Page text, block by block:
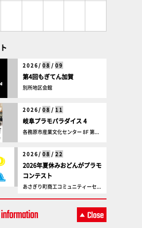
2026/ 08 / 09
第4回もぎてん加賀
別所地区会館
2026/ 08 / 11
岐阜プラモパラダイス 4
各務原市産業文化センター 8F 第...
2026/ 08 / 22
2026年夏休みおどんがプラモ
コンテスト
あさぎり町商工コミュニティーセ...